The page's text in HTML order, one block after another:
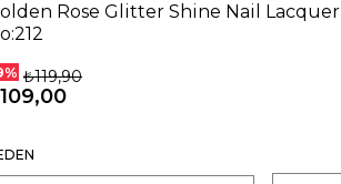
Rose Glitter Shine Nail Lacquer
₺119,90